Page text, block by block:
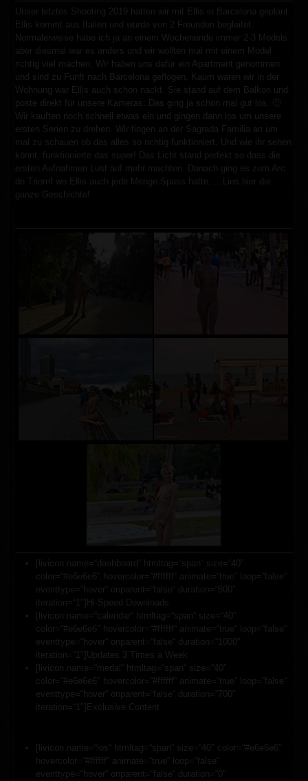
Unser letztes Shooting 2019 hatten wir mit Ellis in Barcelona geplant.
Ellis kommt aus Italien und wurde von 2 Freunden begleitet.
Normalerweise habe ich ja an einem Wochenende immer 2-3 Models
aber diesmal war es anders und wir wollten mal mit einem Model
richtig viel machen. Wir haben uns dafür ein Apartment genommen
und sind zu Fünft nach Barcelona geflogen. Kaum waren wir in der
Wohnung war Ellis auch schon nackt. Sie stand auf dem Balkon und
poste direkt für unsere Kameras. Das ging ja schon mal gut los. 🙂
Wir kauften noch schnell etwas ein und gingen dann los um unsere
ersten Serien zu drehen. Wir fingen an der Sagrada Familia an um
mal zu schauen ob das alles so richtig funktioniert. Und wie ihr sehen
könnt, funktionierte das super! Das Licht stand perfekt so dass die
ersten Aufnahmen Lust auf mehr machten. Danach ging es zum Arc
de Triomf wo Ellis auch jede Menge Spass hatte. …
Lies hier die
ganze Geschichte!
[livicon name=“dashboard“ htmltag=“span“ size=“40″
color=“#e6e6e6″ hovercolor=“#ffffff“ animate=“true“ loop=“false“
eventtype=“hover“ onparent=“false“ duration=“600″
iteration=“1″]Hi-Speed Downloads
[livicon name=“calendar“ htmltag=“span“ size=“40″
color=“#e6e6e6″ hovercolor=“#ffffff“ animate=“true“ loop=“false“
eventtype=“hover“ onparent=“false“ duration=“1000″
iteration=“1″]Updates 3 Times a Week
[livicon name=“medal“ htmltag=“span“ size=“40″
color=“#e6e6e6″ hovercolor=“#ffffff“ animate=“true“ loop=“false“
eventtype=“hover“ onparent=“false“ duration=“700″
iteration=“1″]Exclusive Content
[livicon name=“ios“ htmltag=“span“ size=“40″ color=“#e6e6e6″
hovercolor=“#ffffff“ animate=“true“ loop=“false“
eventtype=“hover“ onparent=“false“ duration=“0″